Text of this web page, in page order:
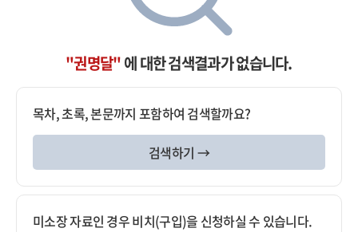
"권명달"에 대한 검색결과가 없습니다.
목차, 초록, 본문까지 포함하여 검색할까요?
검색하기 →
미소장 자료인 경우 비치(구입)을 신청하실 수 있습니다.